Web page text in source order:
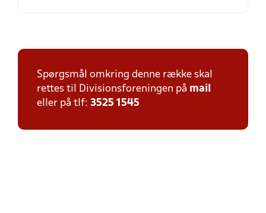
Spørgsmål omkring denne række skal
rettes til Divisionsforeningen på mail
eller på tlf: 3525 1545